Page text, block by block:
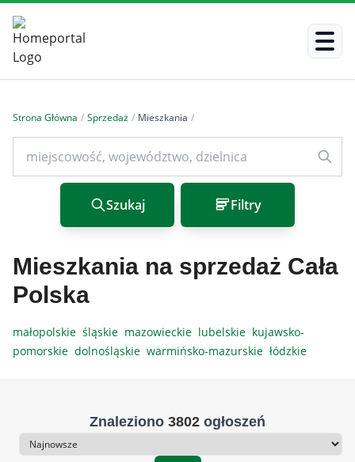
Strona Główna / Sprzedaż / Mieszkania /
Szukaj Filtry
Mieszkania na sprzedaż Cała
Polska
małopolskie śląskie mazowieckie lubelskie kujawsko-
pomorskie dolnośląskie warmińsko-mazurskie łódzkie
Znaleziono 3802 ogłoszeń
Sortowanie